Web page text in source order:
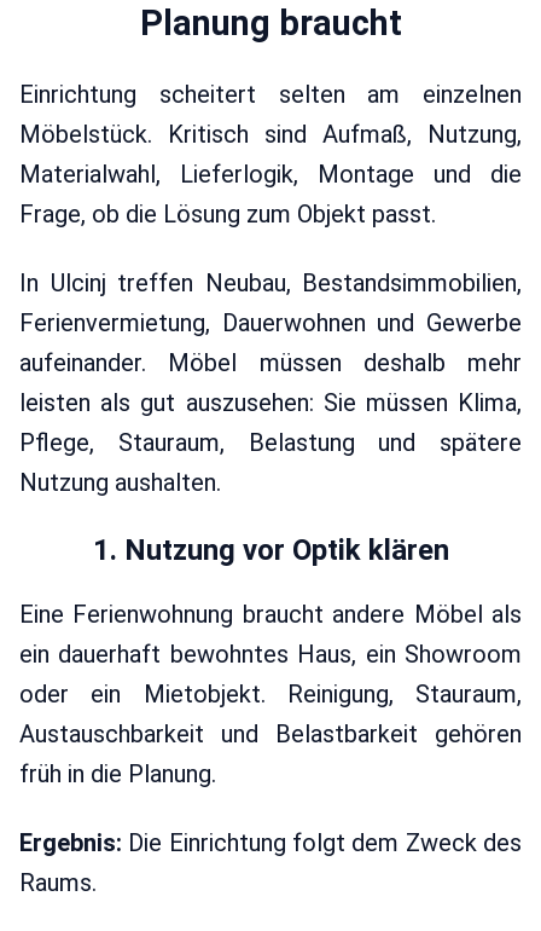
Planung braucht
Einrichtung scheitert selten am einzelnen
Möbelstück. Kritisch sind Aufmaß, Nutzung,
Materialwahl, Lieferlogik, Montage und die
Frage, ob die Lösung zum Objekt passt.
In Ulcinj treffen Neubau, Bestandsimmobilien,
Ferienvermietung, Dauerwohnen und Gewerbe
aufeinander. Möbel müssen deshalb mehr
leisten als gut auszusehen: Sie müssen Klima,
Pflege, Stauraum, Belastung und spätere
Nutzung aushalten.
1. Nutzung vor Optik klären
Eine Ferienwohnung braucht andere Möbel als
ein dauerhaft bewohntes Haus, ein Showroom
oder ein Mietobjekt. Reinigung, Stauraum,
Austauschbarkeit und Belastbarkeit gehören
früh in die Planung.
Ergebnis: Die Einrichtung folgt dem Zweck des
Raums.